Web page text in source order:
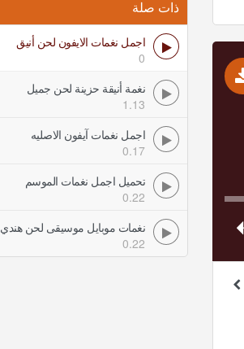
ذات صلة
اجمل نغمات الايفون لحن أنيق
0
نغمة أنيقة حزينة لحن جميل
1.13
اجمل نغمات آيفون الاصليه
0.17
تحميل اجمل نغمات الموسم
0.22
نغمات موبايل موسيقى لحن هندي
0.22